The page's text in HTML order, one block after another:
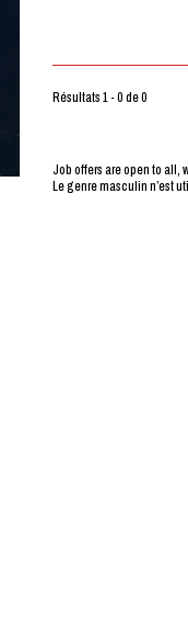
Résultats 1 - 0 de 0
Job offers are open to all,
Le genre masculin n’est